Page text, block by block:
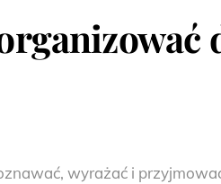
wyrażać i